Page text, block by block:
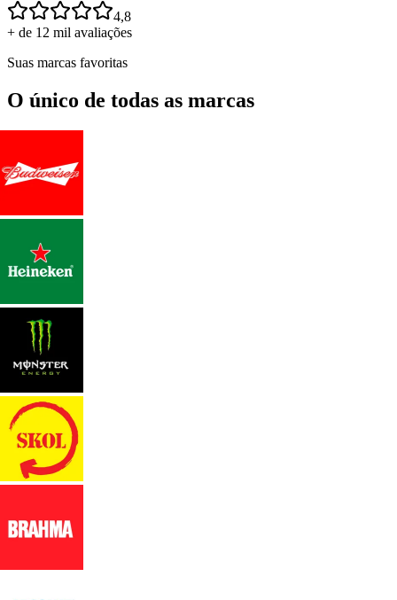
4,8
+ de 12 mil avaliações
Suas marcas favoritas
O único de todas as marcas